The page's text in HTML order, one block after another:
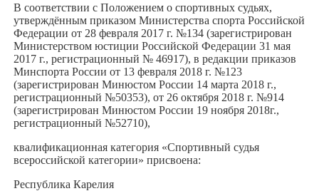
В соответствии с Положением о спортивных судьях,
утверждённым приказом Министерства спорта Российской
Федерации от 28 февраля 2017 г. №134 (зарегистрирован
Министерством юстиции Российской Федерации 31 мая
2017 г., регистрационный № 46917), в редакции приказов
Минспорта России от 13 февраля 2018 г. №123
(зарегистрирован Минюстом России 14 марта 2018 г.,
регистрационный №50353), от 26 октября 2018 г. №914
(зарегистрирован Минюстом России 19 ноября 2018г.,
регистрационный №52710),
квалификационная категория «Спортивный судья
всероссийской категории» присвоена:
Республика Карелия